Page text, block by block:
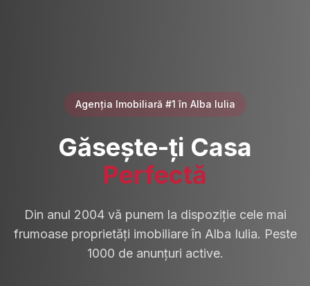
Agenția Imobiliară #1 în Alba Iulia
Găsește-ți Casa
Perfectă
Din anul 2004 vă punem la dispoziție cele mai
frumoase proprietăți imobiliare în Alba Iulia. Peste
1000 de anunțuri active.